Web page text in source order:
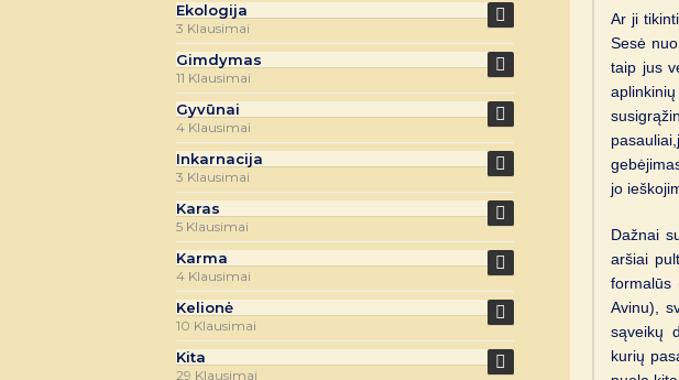
Ar ji
Sesė
taip jus
jo
Dažnai
aršiai
formalūs
Avinu),
sąveikų
kurių
Ekologija
3 Klausimai
Gimdymas
11 Klausimai
Gyvūnai
4 Klausimai
Inkarnacija
3 Klausimai
Karas
5 Klausimai
Karma
4 Klausimai
Kelionė
10 Klausimai
Kita
29 Klausimai